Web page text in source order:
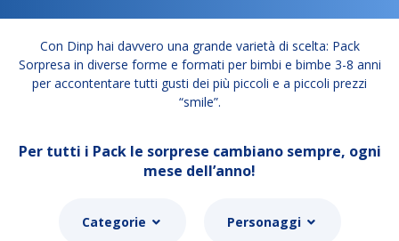
Con Dinp hai davvero una grande varietà di scelta: Pack
Sorpresa in diverse forme e formati per bimbi e bimbe 3-8 anni
per accontentare tutti gusti dei più piccoli e a piccoli prezzi
“smile”.
Per tutti i Pack le sorprese cambiano sempre, ogni
mese dell’anno!
Categorie Personaggi